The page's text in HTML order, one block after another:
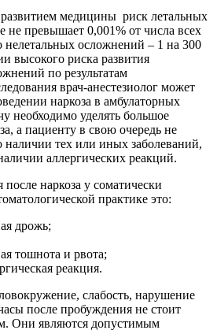
медицины риск летальных
не превышает 0,001% от числа всех
нелетальных осложнений – 1 на 300
высокого риска развития
по результатам
врач-анестезиолог может
наркоза в амбулаторных
необходимо уделять большое
а пациенту в свою очередь не
тех или иных заболеваний,
аллергических реакций.
наркоза у соматически
практике это:
дрожь;
тошнота и рвота;
реакция.
слабость, нарушение
после пробуждения не стоит
Они являются допустимым